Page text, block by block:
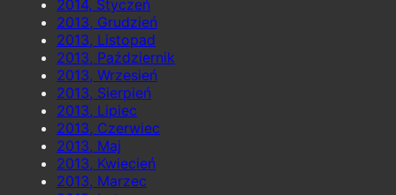
2014, Styczeń
2013, Grudzień
2013, Listopad
2013, Październik
2013, Wrzesień
2013, Sierpień
2013, Lipiec
2013, Czerwiec
2013, Maj
2013, Kwiecień
2013, Marzec